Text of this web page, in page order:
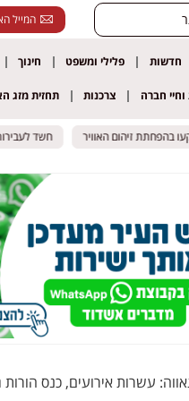
המייל
חדשות פלילי ומשפט חינוך
וחיי חברה צרכנות תחזית מזג
חשד לעבירות
חשד לעבירות
עשרות אירועים, כנס